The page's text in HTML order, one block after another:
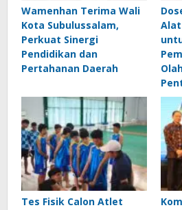
Wamenhan Terima Wali
Kota Subulussalam,
Perkuat Sinergi
Pendidikan dan
Pertahanan Daerah
Tes Fisik Calon Atlet